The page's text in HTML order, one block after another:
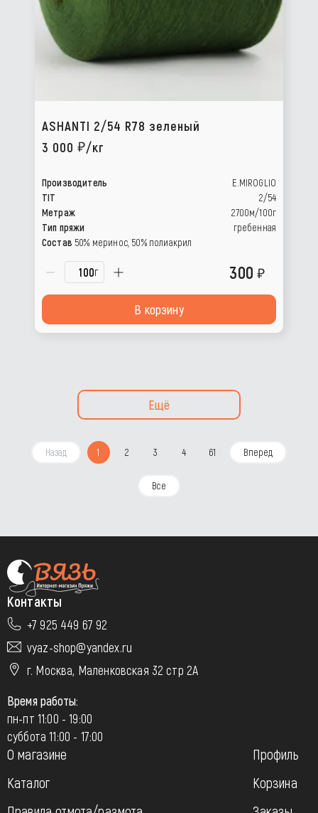
ASHANTI 2/54 R78 зеленый
3 000
/кг
Производитель
E.MIROGLIO
TIT
2/54
Метраж
2700м/100г
Тип пряжи
гребенная
Состав 50% меринос, 50% полиакрил
г 300
В корзину
Ещё
Назад 1 2 3 4 61 Вперед
Все
Контакты
+7 925 449 67 92
vyaz-shop@yandex.ru
г. Москва, Маленковская 32 стр 2А
Время работы:
пн-пт 11:00 - 19:00
суббота 11:00 - 17:00
О магазине
Каталог
Профиль
Корзина